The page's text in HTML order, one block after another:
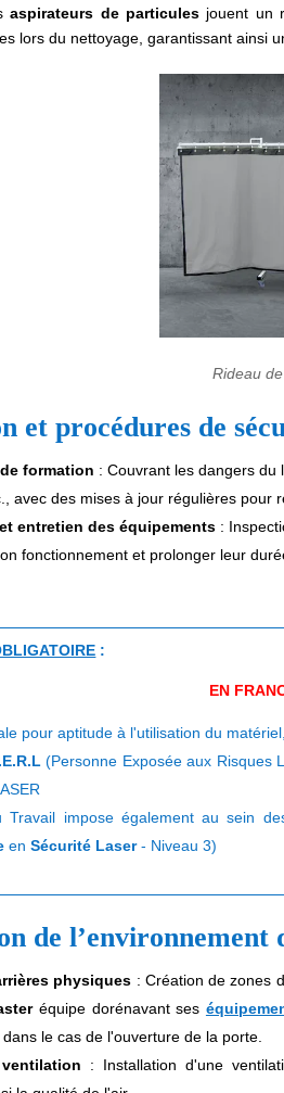
aspirateurs de particules jouent un
lors du nettoyage, garantissant ainsi
Rideau
et procédures de
formation : Couvrant les dangers du
avec des mises à jour régulières pour
entretien des équipements :
fonctionnement et prolonger leur
:
EN
pour aptitude à l'utilisation du matériel,
(Personne Exposée aux Risques
Travail impose également au sein
en Sécurité Laser- Niveau 3)
de l’environnement
physiques : Création de zones
équipe dorénavant ses
le cas de l'ouverture de la porte.
: Installation d'une